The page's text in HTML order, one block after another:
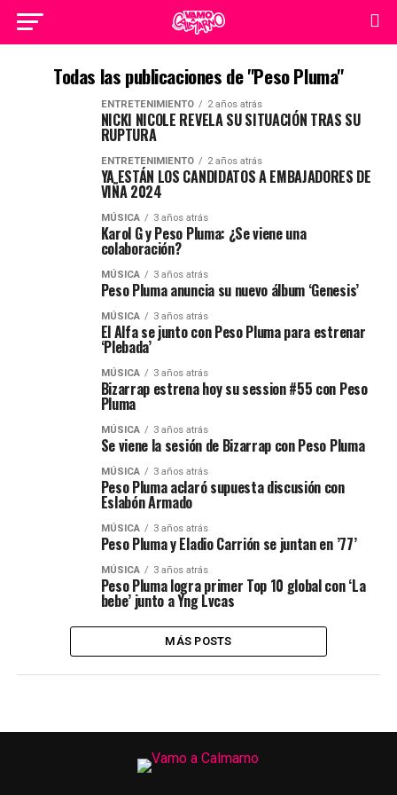
Todas las publicaciones de "Peso Pluma"
ENTRETENIMIENTO 2 años atrás
NICKI NICOLE REVELA SU SITUACIÓN TRAS SU
RUPTURA
ENTRETENIMIENTO 2 años atrás
YA ESTÁN LOS CANDIDATOS A EMBAJADORES DE
VIÑA 2024
MÚSICA 3 años atrás
Karol G y Peso Pluma: ¿Se viene una
colaboración?
MÚSICA 3 años atrás
Peso Pluma anuncia su nuevo álbum ‘Genesis’
MÚSICA 3 años atrás
El Alfa se junto con Peso Pluma para estrenar
‘Plebada’
MÚSICA 3 años atrás
Bizarrap estrena hoy su session #55 con Peso
Pluma
MÚSICA 3 años atrás
Se viene la sesión de Bizarrap con Peso Pluma
MÚSICA 3 años atrás
Peso Pluma aclaró supuesta discusión con
Eslabón Armado
MÚSICA 3 años atrás
Peso Pluma y Eladio Carrión se juntan en ’77’
MÚSICA 3 años atrás
Peso Pluma logra primer Top 10 global con ‘La
bebe’ junto a Yng Lvcas
MÁS POSTS